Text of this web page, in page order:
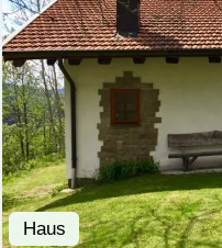
Haus